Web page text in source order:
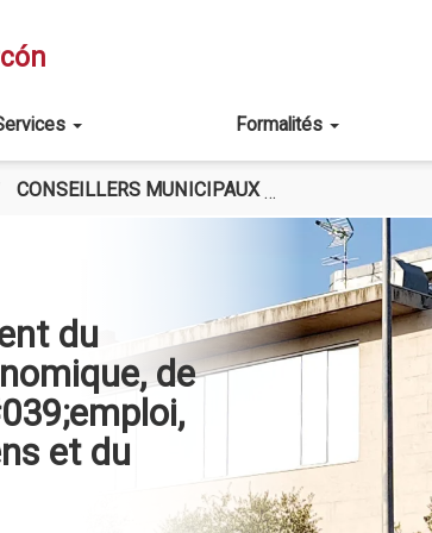
Formalités
CONSEILLERS MUNICIPAUX
du
de
et du